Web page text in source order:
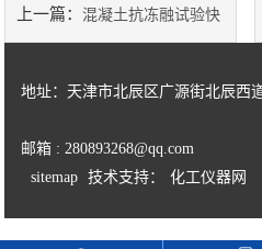
上一篇： 混凝土抗冻融试验快
地址：天津市北辰区广源街北辰西
邮箱 : 280893268@qq.com
sitemap
技术支持： 化工仪器网